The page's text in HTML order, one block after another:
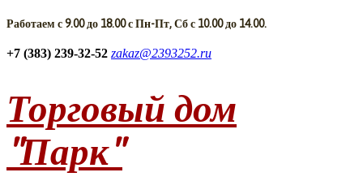
Работаем с 9.00 до 18.00 с Пн-Пт, Сб с 10.00 до 14.00.
+7 (383) 239-32-52 zakaz@2393252.ru
Торговый дом
"Парк"